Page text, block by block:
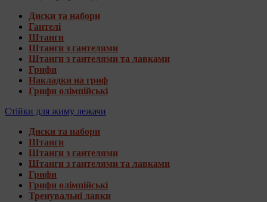
Диски та набори
Гантелі
Штанги
Штанги з гантелями
Штанги з гантелями та лавками
Грифи
Накладки на гриф
Грифи олімпійські
Стійки для жиму лежачи
Диски та набори
Штанги
Штанги з гантелями
Штанги з гантелями та лавками
Грифи
Грифи олімпійські
Тренувальні лавки